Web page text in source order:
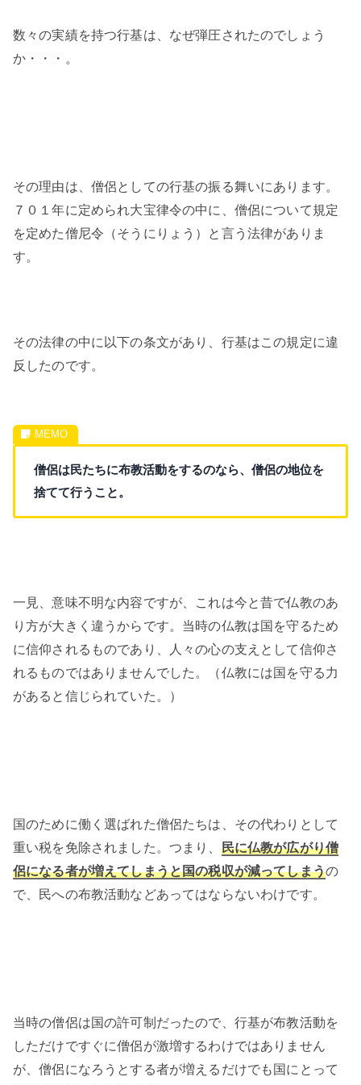
数々の実績を持つ行基は、なぜ弾圧されたのでしょう
か・・・。
その理由は、僧侶としての行基の振る舞いにあります。
７０１年に定められ大宝律令の中に、僧侶について規定
を定めた僧尼令（そうにりょう）と言う法律がありま
す。
その法律の中に以下の条文があり、行基はこの規定に違
反したのです。
僧侶は民たちに布教活動をするのなら、僧侶の地位を
捨てて行うこと。
一見、意味不明な内容ですが、これは今と昔で仏教のあ
り方が大きく違うからです。当時の仏教は国を守るため
に信仰されるものであり、人々の心の支えとして信仰さ
れるものではありませんでした。（仏教には国を守る力
があると信じられていた。）
国のために働く選ばれた僧侶たちは、その代わりとして
重い税を免除されました。つまり、 民に仏教が広がり僧
侶になる者が増えてしまうと国の税収が減ってしまうの
で、民への布教活動などあってはならないわけです。
当時の僧侶は国の許可制だったので、行基が布教活動を
しただけですぐに僧侶が激増するわけではありません
が、僧侶になろうとする者が増えるだけでも国にとって